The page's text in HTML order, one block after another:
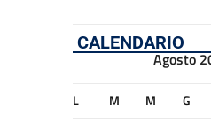
CALENDARIO
Agosto
L M M G